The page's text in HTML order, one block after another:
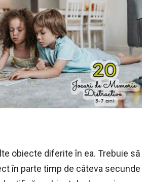
obiecte diferite în ea. Trebuie să
în parte timp de câteva secunde